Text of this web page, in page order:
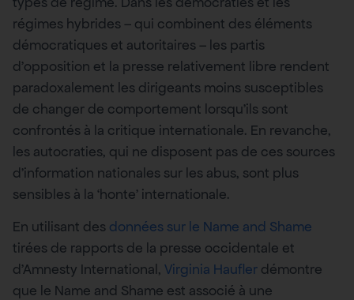
régimes hybrides – qui combinent des éléments
démocratiques et autoritaires – les partis
d’opposition et la presse relativement libre rendent
paradoxalement les dirigeants moins susceptibles
de changer de comportement lorsqu’ils sont
confrontés à la critique internationale. En revanche,
les autocraties, qui ne disposent pas de ces sources
d’information nationales sur les abus, sont plus
sensibles à la ‘honte’ internationale.
En utilisant des données sur le Name and Shame
tirées de rapports de la presse occidentale et
d’Amnesty International, Virginia Haufler démontre
que le Name and Shame est associé à une